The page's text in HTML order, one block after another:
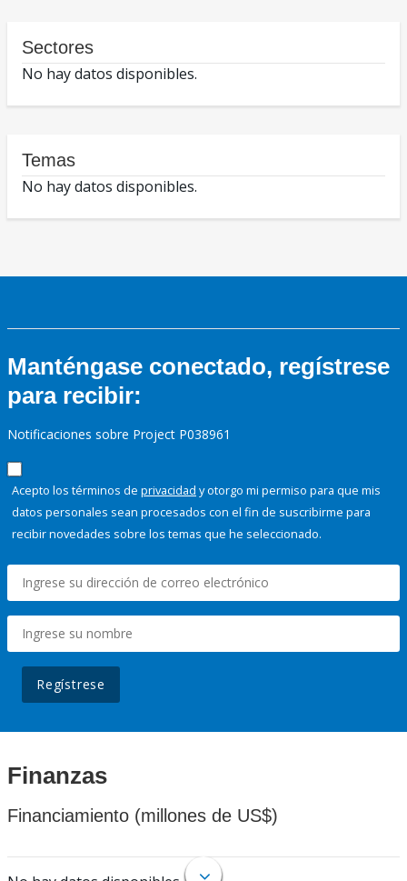
Sectores
No hay datos disponibles.
Temas
No hay datos disponibles.
Manténgase conectado, regístrese
para recibir:
Notificaciones sobre Project P038961
Acepto los términos de privacidad y otorgo mi permiso para que mis
datos personales sean procesados con el fin de suscribirme para
recibir novedades sobre los temas que he seleccionado.
Regístrese
Finanzas
Financiamiento (millones de US$)